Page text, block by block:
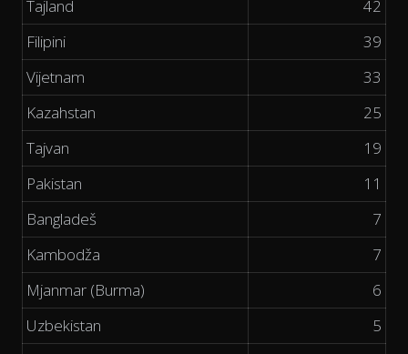
Tajland
42
Filipini
39
Vijetnam
33
Kazahstan
25
Tajvan
19
Pakistan
11
Bangladeš
7
Kambodža
7
Mjanmar (Burma)
6
Uzbekistan
5